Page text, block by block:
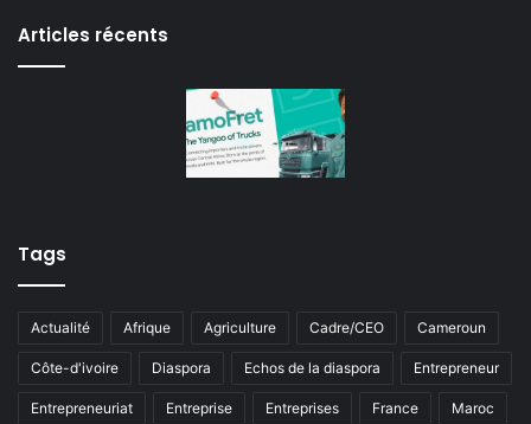
Articles récents
Tags
Actualité Afrique Agriculture Cadre/CEO Cameroun
Côte-d'ivoire Diaspora Echos de la diaspora Entrepreneur
Entrepreneuriat Entreprise Entreprises France Maroc